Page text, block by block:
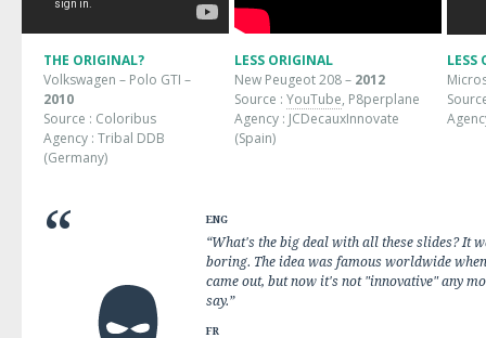
THE ORIGINAL?
Volkswagen – Polo GTI –
2010
Source : Coloribus
Agency : Tribal DDB
(Germany)
LESS ORIGINAL
New Peugeot 208 – 2012
Source : YouTube, P8perplane
Agency : JCDecauxInnovate
(Spain)
LESS
ENG
“What's the big deal with all these slides? It
boring. The idea was famous worldwide
came out, but now it's not "innovative" any
say.”
FR